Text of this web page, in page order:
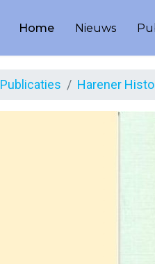
Home Nieuws
Publicaties Harener